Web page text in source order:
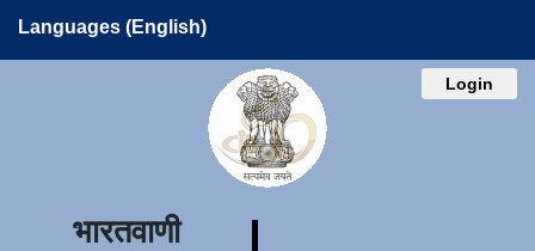
Languages (English)
Login
भारतवाणी